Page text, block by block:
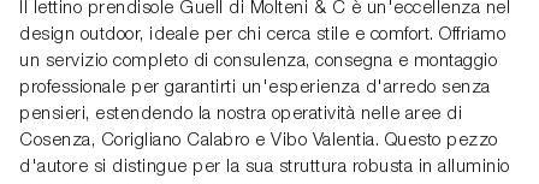
Il lettino prendisole Guell di Molteni & C è un'eccellenza nel
design outdoor, ideale per chi cerca stile e comfort. Offriamo
un servizio completo di consulenza, consegna e montaggio
professionale per garantirti un'esperienza d'arredo senza
pensieri, estendendo la nostra operatività nelle aree di
Cosenza, Corigliano Calabro e Vibo Valentia. Questo pezzo
d'autore si distingue per la sua struttura robusta in alluminio